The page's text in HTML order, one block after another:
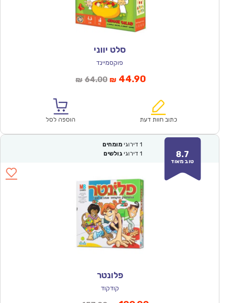
סלט יווני
פוקסמיינד
₪ 64.00המחיר
₪64.00.
₪ 44.90המחיר
הוא:
כתוב חוות דעת הוספה לסל
8.7
טוב מאוד
1 דירוגי מומחים
1 דירוגי גולשים
פלונטר
קודקוד